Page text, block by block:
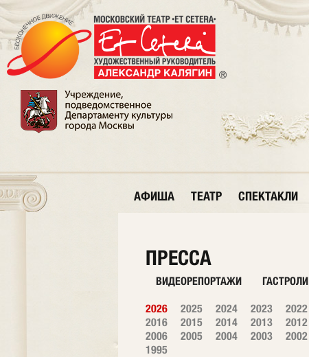
АФИША ТЕАТР СПЕКТАКЛИ
ПРЕССА
ВИДЕОРЕПОРТАЖИ ГАСТРОЛИ
2026 2025 2024 2023 2022
2016
2015 2014 2013 2012
2006
2005 2004 2003 2002
1995